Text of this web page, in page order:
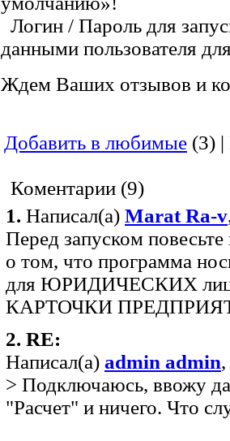
Логин / Пароль для
данными пользователя
Ждем Ваших отзывов и
Добавить в любимые (3)
Коментарии (9)
1. Написал(а) Marat Ra-v
Перед запуском
о том, что программа
для ЮРИДИЧЕСКИХ лиц,
КАРТОЧКИ
2. RE:
Написал(а) admin admin
> Подключаюсь, ввожу
"Расчет" и ничего. Что